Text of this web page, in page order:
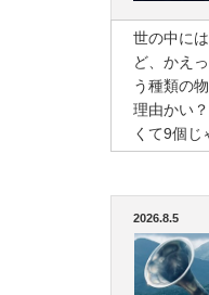
世の中に
ど、かえ
う種類の
理由かい
くて9個じ
2026.8.5